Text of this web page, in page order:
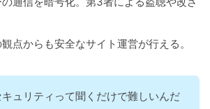
点からも安全なサイト運営が行える。
キュリティって聞くだけで難しいんだ